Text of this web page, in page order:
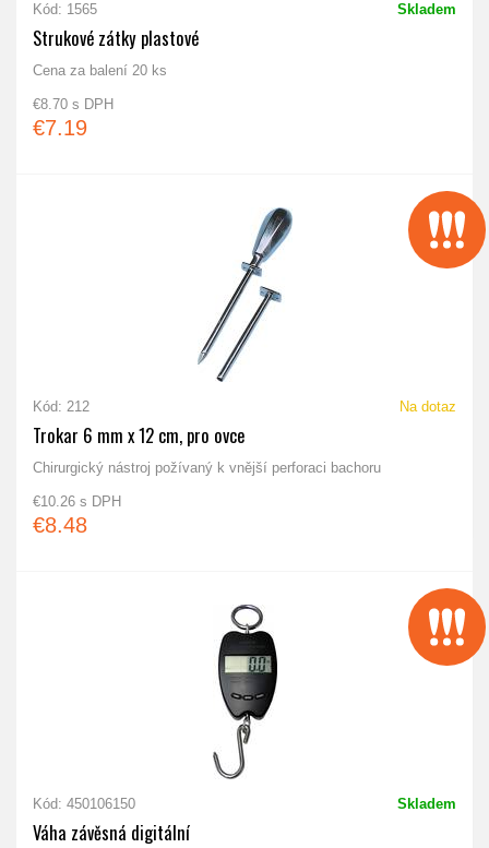
Kód: 1565 Skladem
Strukové zátky plastové
Cena za balení 20 ks
€8.70 s DPH
€7.19
Kód: 212 Na dotaz
Trokar 6 mm x 12 cm, pro ovce
Chirurgický nástroj požívaný k vnější perforaci bachoru
€10.26 s DPH
€8.48
Kód: 450106150 Skladem
Váha závěsná digitální